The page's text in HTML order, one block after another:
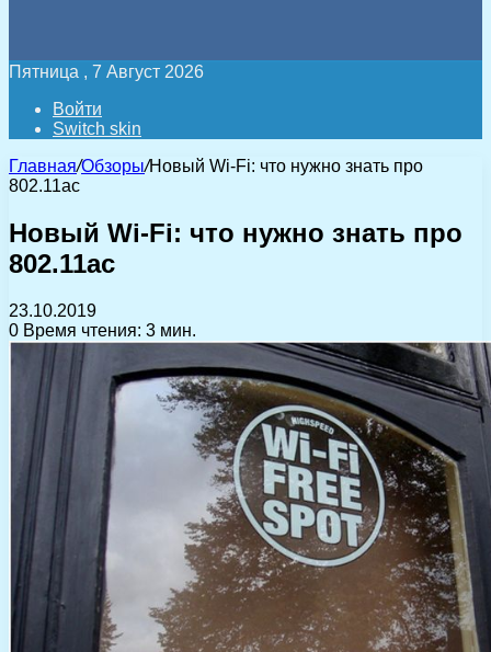
Пятница , 7 Август 2026
Войти
Switch skin
Главная/Обзоры/Новый Wi-Fi: что нужно знать про
802.11ac
Новый Wi-Fi: что нужно знать про
802.11ac
23.10.2019
0 Время чтения: 3 мин.